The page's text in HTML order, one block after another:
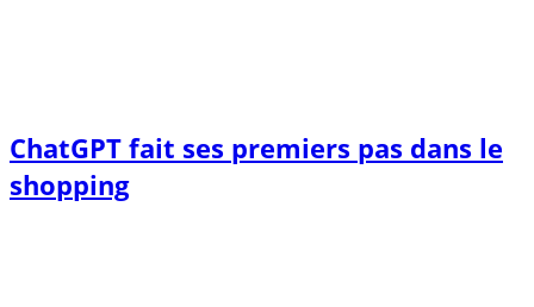
ChatGPT fait ses premiers pas dans le
shopping